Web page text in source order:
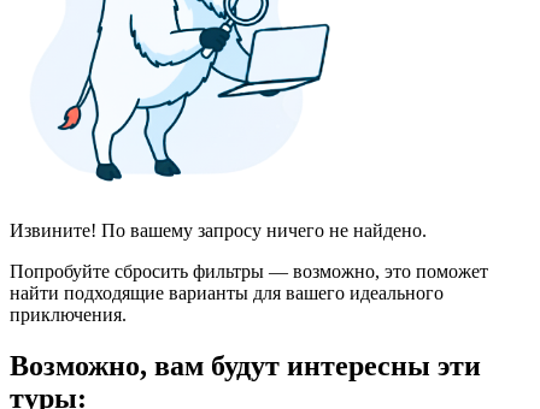
Извините! По вашему запросу ничего не найдено.
Попробуйте сбросить фильтры — возможно, это поможет
найти подходящие варианты для вашего идеального
приключения.
Возможно, вам будут интересны эти
туры: